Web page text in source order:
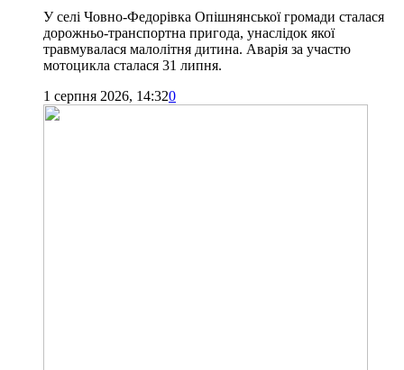
У селі Човно-Федорівка Опішнянської громади сталася
дорожньо-транспортна пригода, унаслідок якої
травмувалася малолітня дитина. Аварія за участю
мотоцикла сталася 31 липня.
1 серпня 2026, 14:320